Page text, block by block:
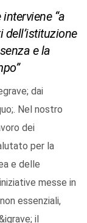
“a
e la
dai
Nel nostro
dei
per la
e delle
messe in
essenziali,
il